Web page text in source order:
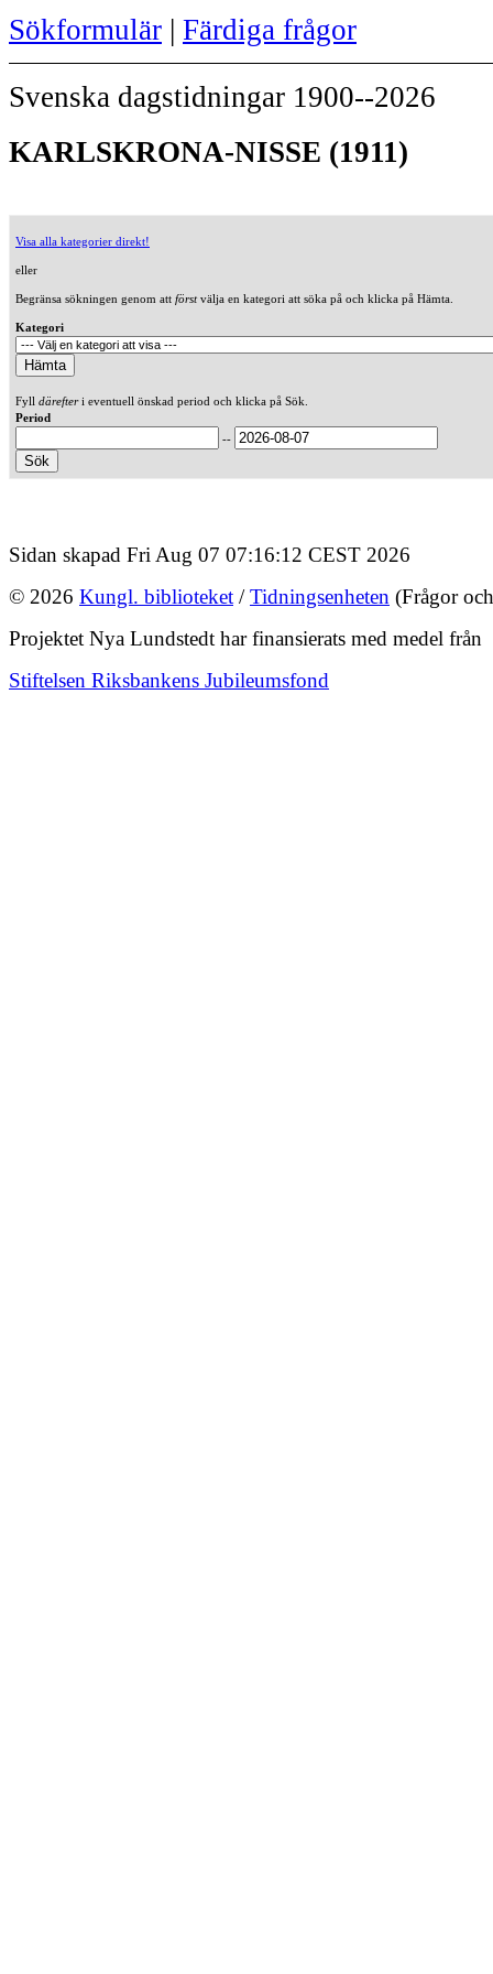
Sökformulär | Färdiga frågor
Svenska dagstidningar 1900--2026
KARLSKRONA-NISSE (1911)
Visa alla kategorier direkt!
eller
Begränsa sökningen genom att förstvälja en kategori att söka på och klicka på Hämta.
Kategori
Fyll därefteri eventuell önskad period och klicka på Sök.
Period
--
Sidan skapad Fri Aug 07 07:16:12 CEST 2026
© 2026 Kungl. biblioteket /Tidningsenheten (Frågor
Projektet Nya Lundstedt har finansierats med medel från
Stiftelsen Riksbankens Jubileumsfond